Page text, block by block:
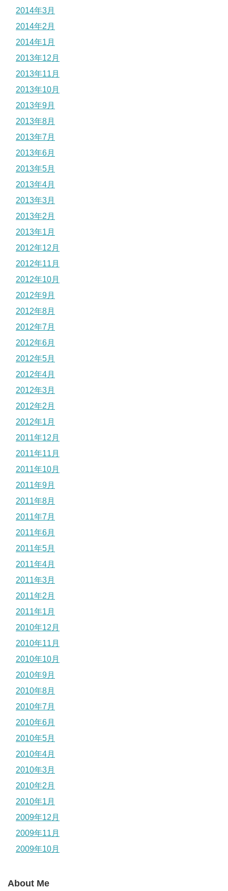
2014年3月
2014年2月
2014年1月
2013年12月
2013年11月
2013年10月
2013年9月
2013年8月
2013年7月
2013年6月
2013年5月
2013年4月
2013年3月
2013年2月
2013年1月
2012年12月
2012年11月
2012年10月
2012年9月
2012年8月
2012年7月
2012年6月
2012年5月
2012年4月
2012年3月
2012年2月
2012年1月
2011年12月
2011年11月
2011年10月
2011年9月
2011年8月
2011年7月
2011年6月
2011年5月
2011年4月
2011年3月
2011年2月
2011年1月
2010年12月
2010年11月
2010年10月
2010年9月
2010年8月
2010年7月
2010年6月
2010年5月
2010年4月
2010年3月
2010年2月
2010年1月
2009年12月
2009年11月
2009年10月
About Me